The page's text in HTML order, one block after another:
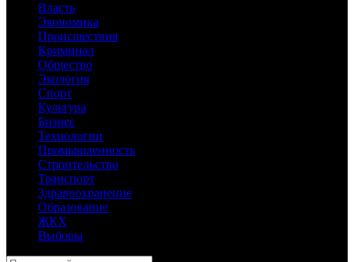
Власть
Экономика
Происшествия
Криминал
Общество
Экология
Спорт
Культура
Бизнес
Технологии
Промышленность
Строительство
Транспорт
Здравоохранение
Образование
ЖКХ
Выборы